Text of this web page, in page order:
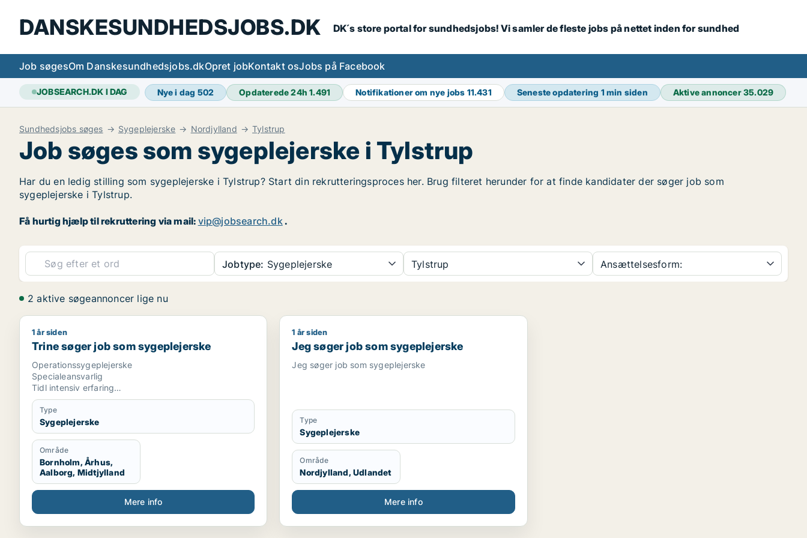
DANSKESUNDHEDSJOBS.DK DK´s store portal for sundhedsjobs! Vi samler de fleste jobs på nettet inden for sundhed
Job søgesOm Danskesundhedsjobs.dkOpret jobKontakt osJobs på Facebook
JOBSEARCH.DK I DAG Nye i dag 502 Opdaterede 24h1.491 Notifikationer om nye jobs 11.431 Seneste opdatering 1 min siden Aktive annoncer35.029
Sundhedsjobs søges Sygeplejerske Nordjylland Tylstrup
Job søges som sygeplejerske i Tylstrup
Har du en ledig stilling som sygeplejerske i Tylstrup? Start din rekrutteringsproces her. Brug filteret herunder for at finde kandidater der søger job som
sygeplejerske i Tylstrup.
Få hurtig hjælp til rekruttering via mail: vip@jobsearch.dk.
Jobtype: Sygeplejerske Tylstrup Ansættelsesform:
2 aktive søgeannoncer lige nu
Trine søger job som sygeplejerske
1 år siden
Trine søger job som sygeplejerske
Operationssygeplejerske
Specialeansvarlig
Tidl intensiv erfaring
Medstifter af nyåbnet privatklinik
Type
Sygeplejerske
Område
Bornholm, Århus,
Aalborg, Midtjylland
Mere info
Jeg søger job som sygeplejerske
1 år siden
Jeg søger job som sygeplejerske
Jeg søger job som sygeplejerske
Type
Sygeplejerske
Område
Nordjylland, Udlandet
Mere info